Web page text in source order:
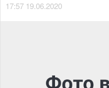
17:57 19.06.2020